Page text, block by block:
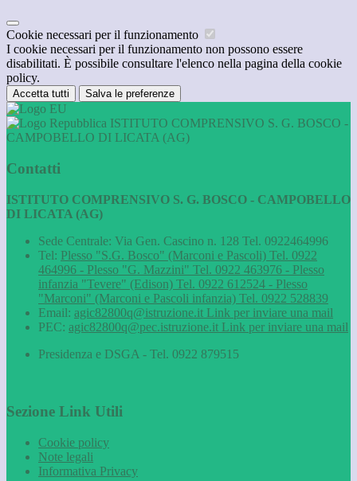
Cookie necessari per il funzionamento
I cookie necessari per il funzionamento non possono essere
disabilitati. È possibile consultare l'elenco nella pagina della cookie
policy.
Accetta tutti Salva le preferenze
ISTITUTO COMPRENSIVO S. G. BOSCO -
CAMPOBELLO DI LICATA (AG)
Contatti
ISTITUTO COMPRENSIVO S. G. BOSCO - CAMPOBELLO
DI LICATA (AG)
Sede Centrale: Via Gen. Cascino n. 128 Tel. 0922464996
Tel: Plesso "S.G. Bosco" (Marconi e Pascoli) Tel. 0922
464996 - Plesso "G. Mazzini" Tel. 0922 463976 - Plesso
infanzia "Tevere" (Edison) Tel. 0922 612524 - Plesso
"Marconi" (Marconi e Pascoli infanzia) Tel. 0922 528839
Email: agic82800q@istruzione.it Link per inviare una mail
PEC: agic82800q@pec.istruzione.it Link per inviare una mail
Presidenza e DSGA - Tel. 0922 879515
Sezione Link Utili
Cookie policy
Note legali
Informativa Privacy